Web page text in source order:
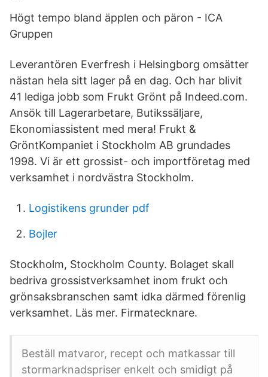
Högt tempo bland äpplen och päron - ICA
Gruppen
Leverantören Everfresh i Helsingborg omsätter
nästan hela sitt lager på en dag. Och har blivit
41 lediga jobb som Frukt Grönt på Indeed.com.
Ansök till Lagerarbetare, Butikssäljare,
Ekonomiassistent med mera! Frukt &
GröntKompaniet i Stockholm AB grundades
1998. Vi är ett grossist- och importföretag med
verksamhet i nordvästra Stockholm.
Logistikens grunder pdf
Bojler
Stockholm, Stockholm County. Bolaget skall
bedriva grossistverksamhet inom frukt och
grönsaksbranschen samt idka därmed förenlig
verksamhet. Läs mer. Firmatecknare.
Beställ matvaror, recept och matkassar till
stormarknadspriser enkelt och smidigt på